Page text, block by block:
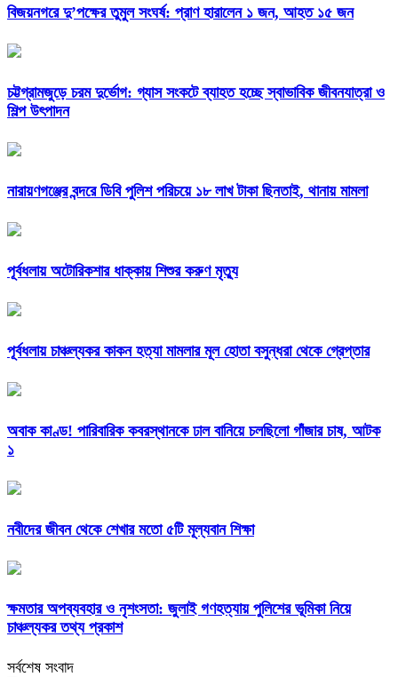
বিজয়নগরে দু’পক্ষের তুমুল সংঘর্ষ: প্রাণ হারালেন ১ জন, আহত ১৫ জন
চট্টগ্রামজুড়ে চরম দুর্ভোগ: গ্যাস সংকটে ব্যাহত হচ্ছে স্বাভাবিক জীবনযাত্রা ও
শিল্প উৎপাদন
নারায়ণগঞ্জের বন্দরে ডিবি পুলিশ পরিচয়ে ১৮ লাখ টাকা ছিনতাই, থানায় মামলা
পূর্বধলায় অটোরিকশার ধাক্কায় শিশুর করুণ মৃত্যু
পূর্বধলায় চাঞ্চল্যকর কাকন হত্যা মামলার মূল হোতা বসুন্ধরা থেকে গ্রেপ্তার
অবাক কাণ্ড! পারিবারিক কবরস্থানকে ঢাল বানিয়ে চলছিলো গাঁজার চাষ, আটক
১
নবীদের জীবন থেকে শেখার মতো ৫টি মূল্যবান শিক্ষা
ক্ষমতার অপব্যবহার ও নৃশংসতা: জুলাই গণহত্যায় পুলিশের ভূমিকা নিয়ে
চাঞ্চল্যকর তথ্য প্রকাশ
সর্বশেষ সংবাদ